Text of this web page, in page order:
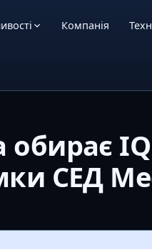
Компанія
обирає
СЕД